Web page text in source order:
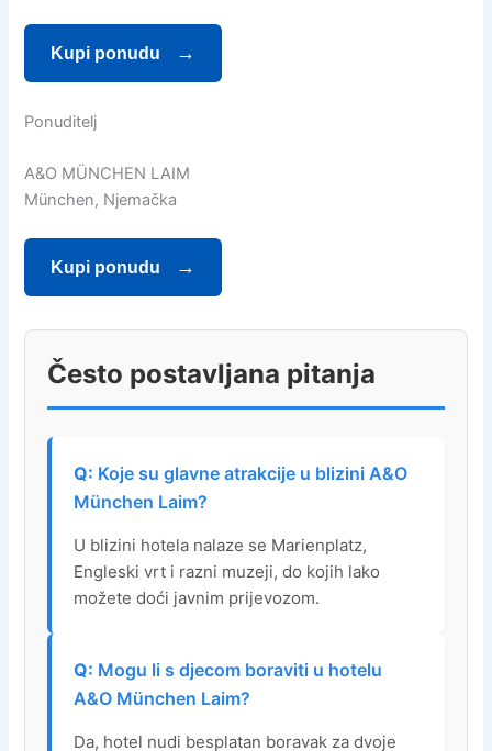
Kupi ponudu
Ponuditelj
A&O MÜNCHEN LAIM
München, Njemačka
Kupi ponudu
Često postavljana pitanja
Koje su glavne atrakcije u blizini A&O
München Laim?
U blizini hotela nalaze se Marienplatz,
Engleski vrt i razni muzeji, do kojih lako
možete doći javnim prijevozom.
Mogu li s djecom boraviti u hotelu
A&O München Laim?
Da, hotel nudi besplatan boravak za dvoje